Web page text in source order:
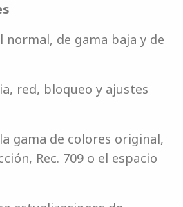
normal, de gama baja y de
red, bloqueo y ajustes
gama de colores original,
Rec. 709 o el espacio